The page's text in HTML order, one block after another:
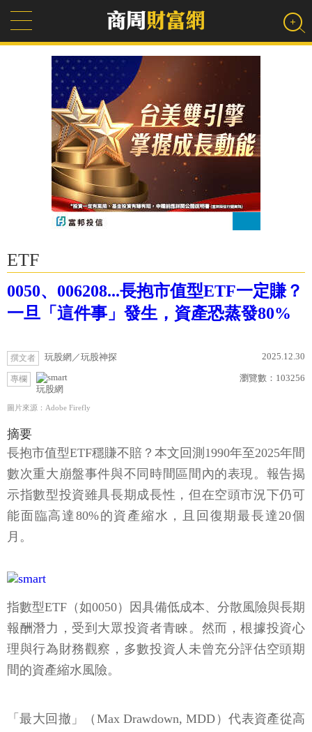
ETF
0050、006208...長抱市值型ETF一定賺？
一旦「這件事」發生，資產恐蒸發80%
撰文者 玩股網／玩股神探 2025.12.30
專欄
玩股網
瀏覽數： 103256
圖片來源：Adobe Firefly
摘要
長抱市值型ETF穩賺不賠？本文回測1990年至2025年間
數次重大崩盤事件與不同時間區間內的表現。報告揭
示指數型投資雖具長期成長性，但在空頭市況下仍可
能面臨高達80%的資產縮水，且回復期最長達20個
月。
指數型ETF（如0050）因具備低成本、分散風險與長期
報酬潛力，受到大眾投資者青睞。然而，根據投資心
理與行為財務觀察，多數投資人未曾充分評估空頭期
間的資產縮水風險。
「最大回撤」（Max Drawdown, MDD）代表資產從高